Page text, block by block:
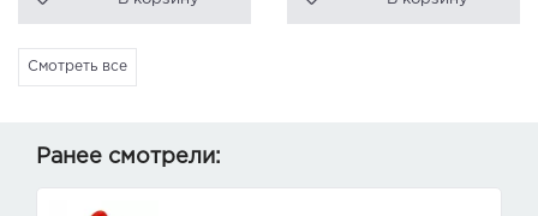
Смотреть все
Ранее смотрели: